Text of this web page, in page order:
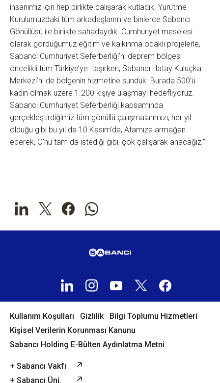
insanımız için hep birlikte çalışarak kutladık. Yürütme
Kurulumuzdaki tüm arkadaşlarım ve binlerce Sabancı
Gönüllüsü ile birlikte sahadaydık. Cumhuriyet meselesi
olarak gördüğümüz eğitim ve kalkınma odaklı projelerle,
Sabancı Cumhuriyet Seferberliği’ni deprem bölgesi
öncelikli tüm Türkiye’ye taşırken, Sabancı Hatay Kuluçka
Merkezi’ni de bölgenin hizmetine sunduk. Burada 500’ü
kadın olmak üzere 1.200 kişiye ulaşmayı hedefliyoruz.
Sabancı Cumhuriyet Seferberliği kapsamında
gerçekleştirdiğimiz tüm gönüllü çalışmalarımızı, her yıl
olduğu gibi bu yıl da 10 Kasım’da, Atamıza armağan
ederek, O’nu tam da istediği gibi, çok çalışarak anacağız.”
Kullanım Koşulları Gizlilik
Bilgi Toplumu Hizmetleri
Kişisel Verilerin Korunması Kanunu
Sabancı Holding E-Bülten Aydınlatma Metni
+ Sabancı Vakfı
+ Sabancı Üni.